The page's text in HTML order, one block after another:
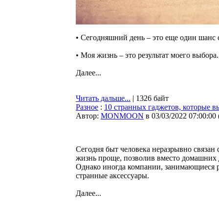
• Сегодняшний день – это еще один шанс
• Моя жизнь – это результат моего
Далее...
Читать дальше... | 1326 байт
Разное : 10 странных гаджетов, которые
Автор: MONMOON в 03/03/2022 07:00:00
Сегодня быт человека неразрывно
жизнь проще, позволив вместо
Однако иногда компании, занимающиеся
странные аксессуары.
Далее...